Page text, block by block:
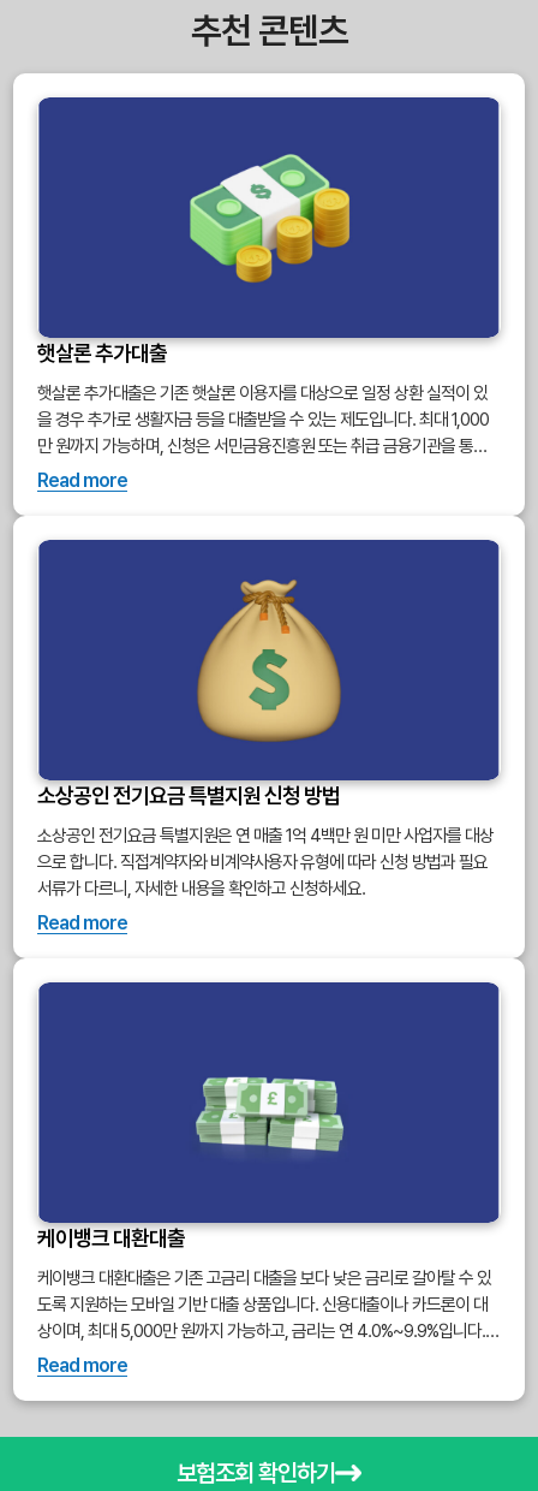
추천 콘텐츠
햇살론 추가대출
햇살론 추가대출은 기존 햇살론 이용자를 대상으로 일정 상환 실적이 있
을 경우 추가로 생활자금 등을 대출받을 수 있는 제도입니다. 최대 1,000
만 원까지 가능하며, 신청은 서민금융진흥원 또는 취급 금융기관을 통해
진행됩니다. 보증 승인 조건과 소득 기준 등 사전 확인이 중요합니다.
Read more
소상공인 전기요금 특별지원 신청 방법
소상공인 전기요금 특별지원은 연 매출 1억 4백만 원 미만 사업자를 대상
으로 합니다. 직접계약자와 비계약사용자 유형에 따라 신청 방법과 필요
서류가 다르니, 자세한 내용을 확인하고 신청하세요.
Read more
케이뱅크 대환대출
케이뱅크 대환대출은 기존 고금리 대출을 보다 낮은 금리로 갈아탈 수 있
도록 지원하는 모바일 기반 대출 상품입니다. 신용대출이나 카드론이 대
상이며, 최대 5,000만 원까지 가능하고, 금리는 연 4.0%~9.9%입니다.
앱을 통해 간편하게 신청할 수 있으며, 대환 효과를 높이려면 기존 대출 조
건과 비교해보는 것이 중요합니다.
Read more
보험조회 확인하기